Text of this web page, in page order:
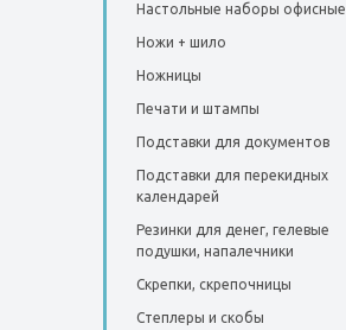
Настольные наборы офисные
Ножи + шило
Ножницы
Печати и штампы
Подставки для документов
Подставки для перекидных
календарей
Резинки для денег, гелевые
подушки, напалечники
Скрепки, скрепочницы
Степлеры и скобы